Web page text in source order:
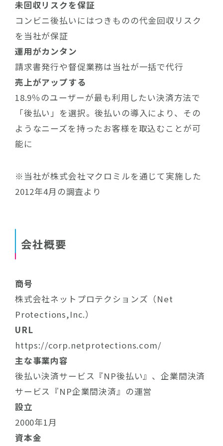
未回収リスクを保証
コンビニ後払いにはつきものの代金回収リスク
を当社が保証
運用がカンタン
請求書発行や督促業務は当社が一括で代行
売上がアップする
18.9％のユーザーが最も利用したい決済方法で
「後払い」を選択。後払いの導入により、その
ようなニーズを持ったお客様を取込むことが可
能に
※当社が株式会社マクロミルを通じて実施した
2012年4月の調査より
会社概要
商号
株式会社ネットプロテクションズ（Net
Protections,Inc.）
URL
https://corp.netprotections.com/
主な事業内容
後払い決済サービス『NP後払い』、企業間決済
サービス『NP企業間決済』の運営
設立
2000年1月
資本金